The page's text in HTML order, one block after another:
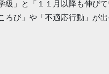
」と「１１月以降も伸び
び」や「不適応行動」が